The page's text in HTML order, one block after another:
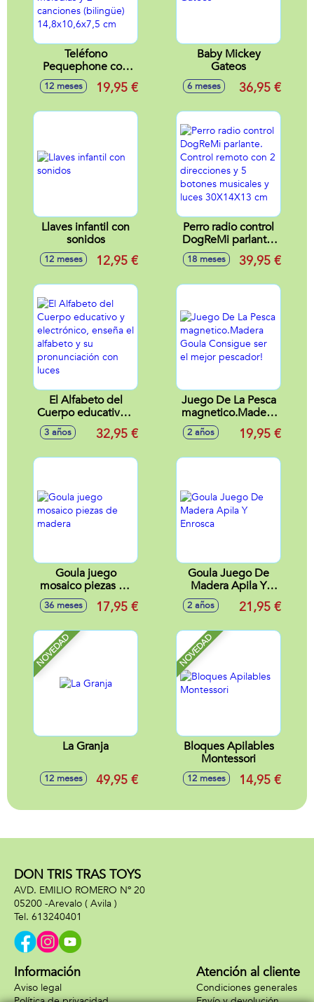
Teléfono
Pequephone con
luces, sonidos, 8
melodías y 2
12 meses 19,95 €
Baby Mickey
Gateos
6 meses 36,95 €
Llaves infantil con
sonidos
12 meses 12,95 €
Perro radio control
DogReMi parlante.
Control remoto con
2 direcciones y 5
18 meses 39,95 €
El Alfabeto del
Cuerpo educativo y
electrónico, enseña
el alfabeto y su
3 años 32,95 €
Juego De La Pesca
magnetico.Madera
Goula Consigue ser
el mejor pescador!
2 años 19,95 €
Goula juego
mosaico piezas de
madera
36 meses 17,95 €
Goula Juego De
Madera Apila Y
Enrosca
2 años 21,95 €
NOVEDAD
La Granja
12 meses 49,95 €
NOVEDAD
Bloques Apilables
Montessori
12 meses 14,95 €
DON TRIS TRAS TOYS
AVD. EMILIO ROMERO Nº 20
05200 -Arevalo ( Avila )
613240401
Información
Aviso legal
Atención al cliente
Condiciones generales